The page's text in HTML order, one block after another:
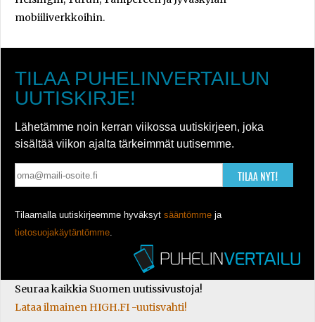
mobiiliverkkoihin.
TILAA PUHELINVERTAILUN
UUTISKIRJE!
Lähetämme noin kerran viikossa uutiskirjeen, joka
sisältää viikon ajalta tärkeimmät uutisemme.
TILAA NYT!
Tilaamalla uutiskirjeemme hyväksyt sääntömme ja
tietosuojakäytäntömme.
Seuraa kaikkia Suomen uutissivustoja!
Lataa ilmainen HIGH.FI -uutisvahti!